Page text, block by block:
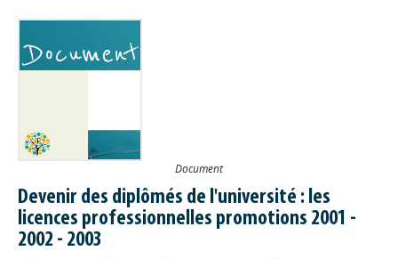
Document
Devenir des diplômés de l'université : les
licences professionnelles promotions 2001 -
2002 - 2003